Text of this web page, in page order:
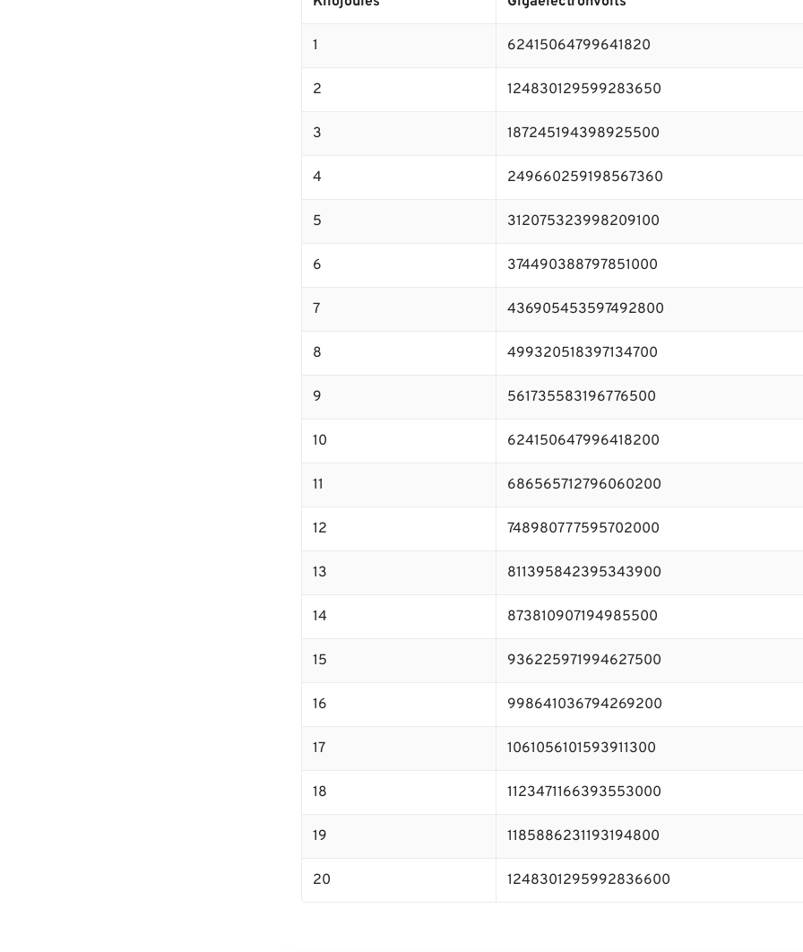
1 62415064799641820
2 124830129599283650
3 187245194398925500
4 249660259198567360
5 312075323998209100
6 374490388797851000
7 436905453597492800
8 499320518397134700
9 561735583196776500
10 624150647996418200
11 686565712796060200
12 748980777595702000
13 811395842395343900
14 873810907194985500
15 936225971994627500
16 998641036794269200
17 1061056101593911300
18 1123471166393553000
19 1185886231193194800
20 1248301295992836600